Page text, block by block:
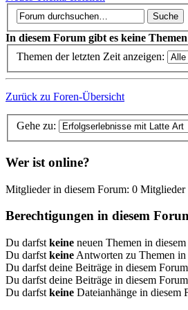
In diesem Forum gibt es keine
Themen der letzten Zeit anzeigen:
Zurück zu Foren-Übersicht
Gehe zu:
Wer ist online?
Mitglieder in diesem Forum: 0 Mitglieder
Berechtigungen in diesem
Du darfst keine neuen Themen in
Du darfst keine Antworten zu Themen in
Du darfst deine Beiträge in diesem Forum
Du darfst deine Beiträge in diesem Forum
Du darfst keine Dateianhänge in diesem